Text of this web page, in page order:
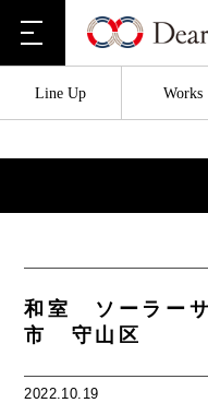
Line Up Works
和室 ソーラー
市 守山区
2022.10.19